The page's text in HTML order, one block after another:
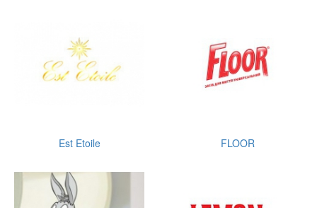
Est Etoile FLOOR